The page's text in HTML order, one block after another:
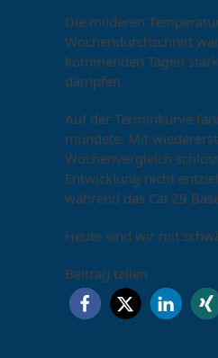
Die milderen
Wochendurchschnitt
kommenden Tagen
dämpfen.
Auf der Terminkurve
mündete. Mit
Wochenvergleich
Entwicklung nicht
während das Cal 29
Heute sind wir mit
Beitrag teilen